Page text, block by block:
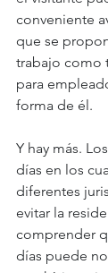
conveniente
que se
trabajo como
para
forma de él.
Y hay más.
días en los
diferentes
evitar la
comprender
días puede